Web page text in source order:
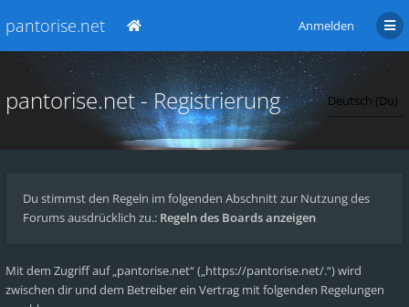
pantorise.net Anmelden
pantorise.net - Registrierung
Du stimmst den Regeln im folgenden Abschnitt zur Nutzung des
Forums ausdrücklich zu.: Regeln des Boards anzeigen
Mit dem Zugriff auf „pantorise.net“ („https://pantorise.net/.“) wird
zwischen dir und dem Betreiber ein Vertrag mit folgenden Regelungen